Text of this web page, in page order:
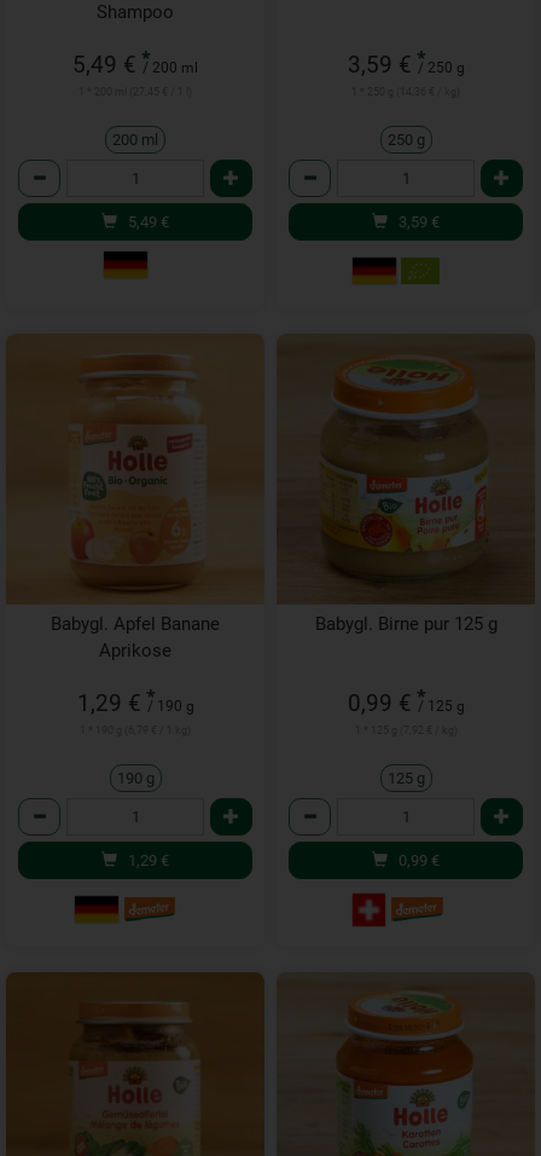
Shampoo
5,49 € *
/ 200 ml
200 ml
Anzahl
5,49 €
3,59 € *
/ 250 g
250 g
Anzahl
3,59 €
Babygl. Apfel Banane
Aprikose
1,29 € *
/ 190 g
190 g
Anzahl
1,29 €
Babygl. Birne pur 125 g
0,99 € *
/ 125 g
125 g
Anzahl
0,99 €